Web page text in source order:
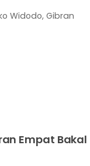
Widodo, Gibran
Empat Bakal